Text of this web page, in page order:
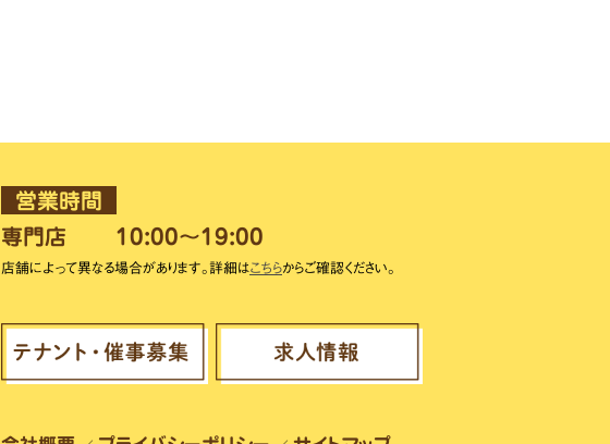
営業時間
専門店
10:00～19:00
店舗によって異なる場合があります。詳細はこちらからご確認ください。